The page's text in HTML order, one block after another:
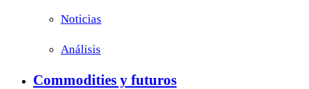
Noticias
Análisis
Commodities y futuros